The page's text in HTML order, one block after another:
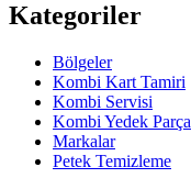
Kategoriler
Bölgeler
Kombi Kart Tamiri
Kombi Servisi
Kombi Yedek Parça
Markalar
Petek Temizleme